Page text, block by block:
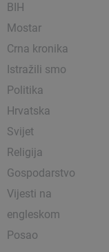
BIH
Mostar
Crna kronika
Istražili smo
Politika
Hrvatska
Svijet
Religija
Gospodarstvo
Vijesti na
engleskom
Posao